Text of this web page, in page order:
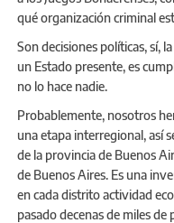
qué organización criminal
Son decisiones políticas, sí,
un Estado presente, es
no lo hace nadie.
Probablemente, nosotros
una etapa interregional, así
de la provincia de Buenos
de Buenos Aires. Es una
en cada distrito actividad
pasado decenas de miles